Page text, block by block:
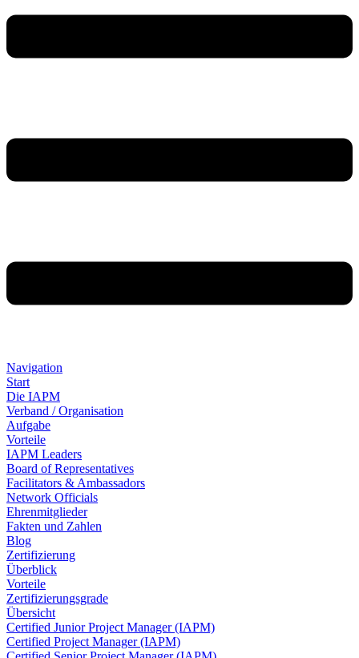
Navigation
Start
Die IAPM
Verband / Organisation
Aufgabe
Vorteile
IAPM Leaders
Board of Representatives
Facilitators & Ambassadors
Network Officials
Ehrenmitglieder
Fakten und Zahlen
Blog
Zertifizierung
Überblick
Vorteile
Zertifizierungsgrade
Übersicht
Certified Junior Project Manager (IAPM)
Certified Project Manager (IAPM)